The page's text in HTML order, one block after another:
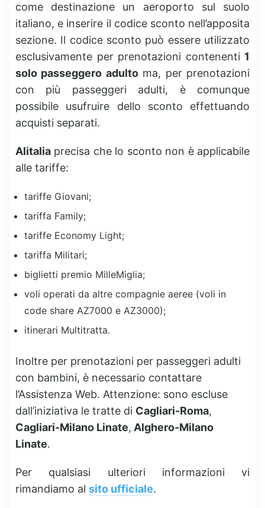
come destinazione un aeroporto sul suolo
italiano, e inserire il codice sconto nell’apposita
sezione. Il codice sconto può essere utilizzato
esclusivamente per prenotazioni contenenti 1
solo passeggero adultoma, per prenotazioni
con più passeggeri adulti, è comunque
possibile usufruire dello sconto effettuando
acquisti separati.
Alitalia precisa che lo sconto non è applicabile
alle tariffe:
tariffe Giovani;
tariffa Family;
tariffe Economy Light;
tariffa Militari;
biglietti premio MilleMiglia;
voli operati da altre compagnie aeree (voli in
code share AZ7000 e AZ3000);
itinerari Multitratta.
Inoltre per prenotazioni per passeggeri adulti
con bambini, è necessario contattare
l’Assistenza Web. Attenzione: sono escluse
dall’iniziativa le tratte di Cagliari-Roma,
Cagliari-Milano Linate, Alghero-Milano
Linate.
Per qualsiasi ulteriori informazioni vi
rimandiamo al sito ufficiale.